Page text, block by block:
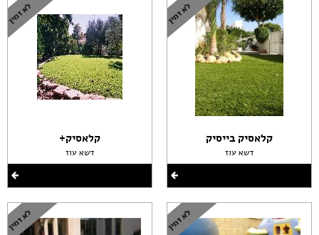
קלאסיק בייסיק
דשא עוז
קלאסיק+
דשא עוז